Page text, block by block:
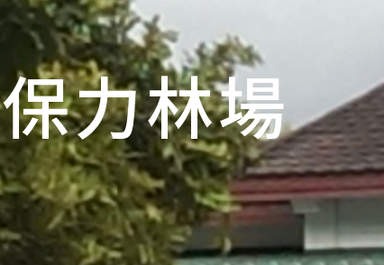
保力林場